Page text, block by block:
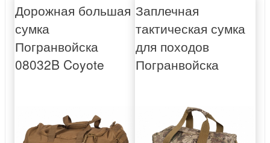
Дорожная большая
сумка
Погранвойска
08032B Coyote
Заплечная
тактическая сумка
для походов
Погранвойска